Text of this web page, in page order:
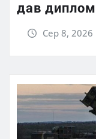
дав
Сер 8, 2026